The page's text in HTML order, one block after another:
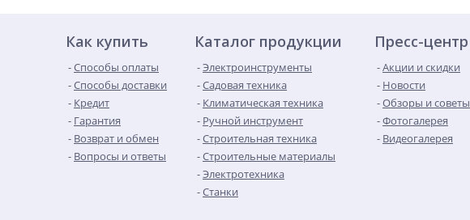
Как купить
Способы оплаты
Способы доставки
Кредит
Гарантия
Возврат и обмен
Вопросы и ответы
Каталог продукции
Электроинструменты
Садовая техника
Климатическая техника
Ручной инструмент
Строительная техника
Строительные материалы
Электротехника
Станки
Пресс-центр
Акции и скидки
Новости
Обзоры и советы
Фотогалерея
Видеогалерея